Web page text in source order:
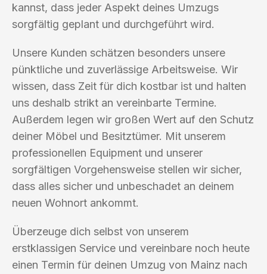
kannst, dass jeder Aspekt deines Umzugs
sorgfältig geplant und durchgeführt wird.
Unsere Kunden schätzen besonders unsere
pünktliche und zuverlässige Arbeitsweise. Wir
wissen, dass Zeit für dich kostbar ist und halten
uns deshalb strikt an vereinbarte Termine.
Außerdem legen wir großen Wert auf den Schutz
deiner Möbel und Besitztümer. Mit unserem
professionellen Equipment und unserer
sorgfältigen Vorgehensweise stellen wir sicher,
dass alles sicher und unbeschadet an deinem
neuen Wohnort ankommt.
Überzeuge dich selbst von unserem
erstklassigen Service und vereinbare noch heute
einen Termin für deinen Umzug von Mainz nach